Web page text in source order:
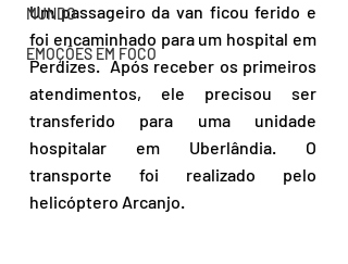
MUNDO
EMOÇÕES EM FOCO
Um passageiro da van ficou ferido e
foi encaminhado para um hospital em
Perdizes.  Após receber os primeiros
atendimentos, ele precisou ser
transferido para uma unidade
hospitalar em Uberlândia. O
transporte foi realizado pelo
helicóptero Arcanjo.